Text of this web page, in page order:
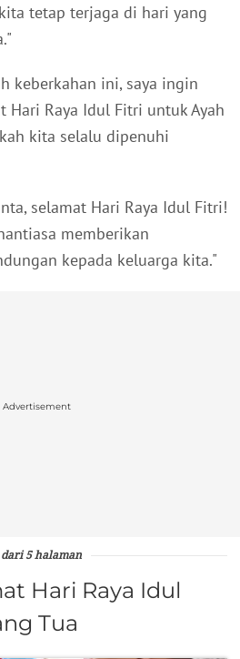
tetap terjaga di hari yang
keberkahan ini, saya ingin
Hari Raya Idul Fitri untuk Ayah
kita selalu dipenuhi
selamat Hari Raya Idul Fitri!
memberikan
kepada keluarga kita."
Advertisement
dari 5 halaman
Hari Raya Idul
Tua